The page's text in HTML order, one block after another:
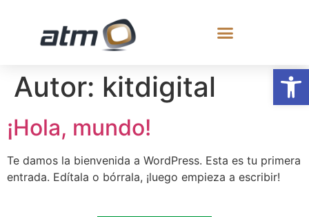
Abrir
Autor: kitdigital
¡Hola, mundo!
Te damos la bienvenida a WordPress. Esta es tu primera
entrada. Edítala o bórrala, ¡luego empieza a escribir!